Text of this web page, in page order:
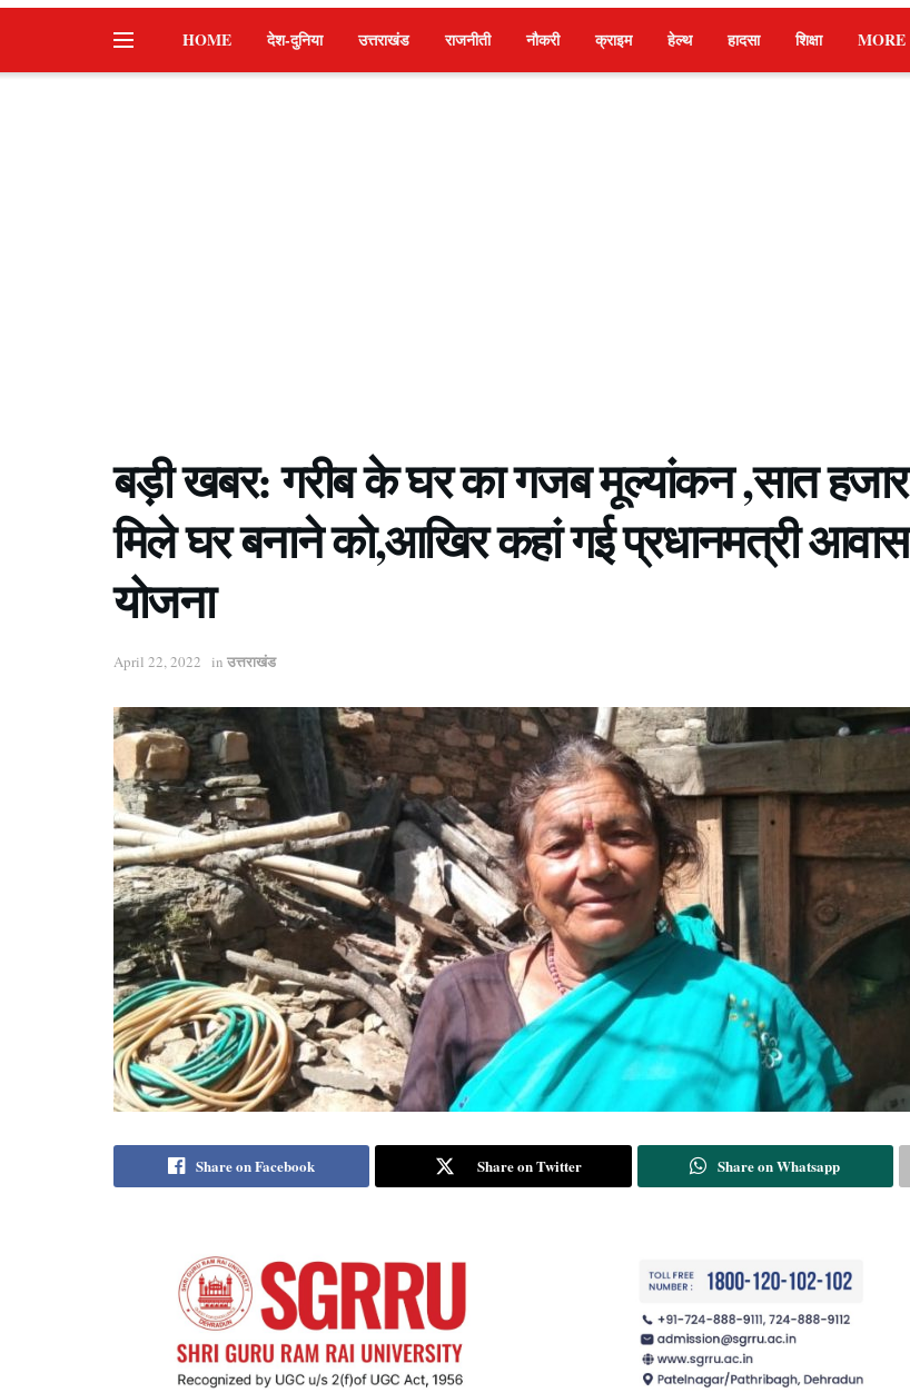
HOME देश-दुनिया उत्तराखंड राजनीती नौकरी क्राइम हेल्थ हादसा शिक्षा MORE
बड़ी खबर: गरीब के घर का गजब मूल्यांकन ,सात हजार
मिले घर बनाने को,आखिर कहां गई प्रधानमत्री आवास
योजना
April 22, 2022 in उत्तराखंड
Share on Facebook Share on Twitter Share on Whatsapp